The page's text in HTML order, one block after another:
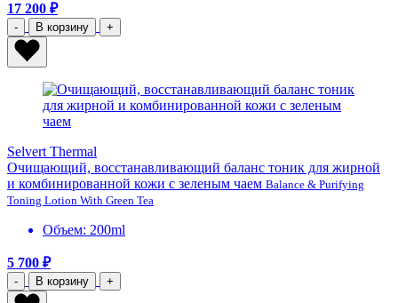
17 200 ₽
- В корзину +
Selvert Thermal
Очищающий, восстанавливающий баланс тоник для жирной
и комбинированной кожи с зеленым чаем Balance & Purifying
Toning Lotion With Green Tea
Объем: 200ml
5 700 ₽
- В корзину +